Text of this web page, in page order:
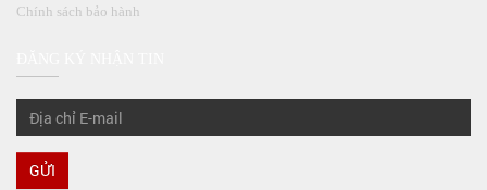
Chính sách bảo hành
GỬI